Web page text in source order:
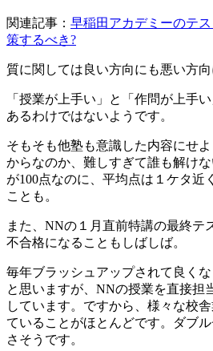
関連記事： 早稲田アカデミーのテ
策するべき?
質に関しては良い方向にも悪い方向
「授業が上手い」と「作問が上手
あるわけではないようです。
そもそも他塾も意識した内容にせ
からなのか、難しすぎて誰も解け
が100点なのに、平均点は１ケタ近
ことも。
また、NNの１月直前特講の最終テ
不合格になることもしばしば。
毎年ブラッシュアップされて良く
と思いますが、NNの授業を直接担
しています。ですから、様々な校
ていることがほとんどです。ダブ
さそうです。